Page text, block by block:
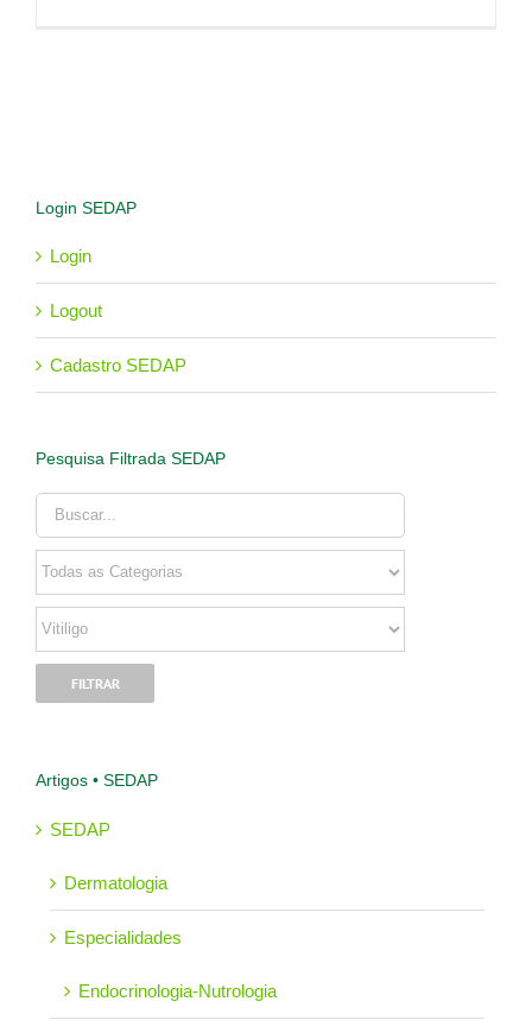
Login SEDAP
Login
Logout
Cadastro SEDAP
Pesquisa Filtrada SEDAP
Artigos • SEDAP
SEDAP
Dermatologia
Especialidades
Endocrinologia-Nutrologia